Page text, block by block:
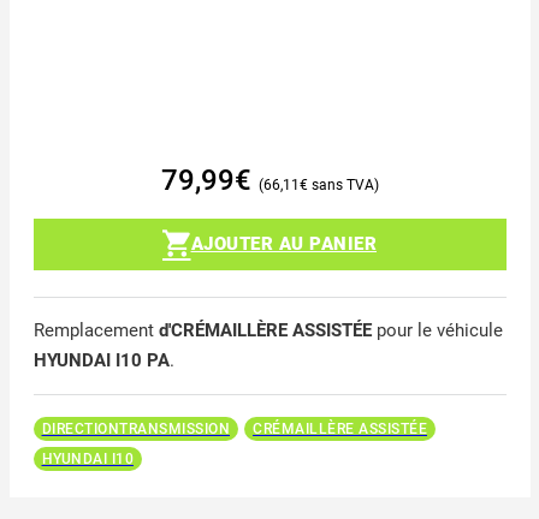
79,99€ 66,11 €
AJOUTER AU PANIER
Remplacement d'CRÉMAILLÈRE ASSISTÉEpour le véhicule
HYUNDAI I10 PA.
DIRECTIONTRANSMISSION
CRÉMAILLÈRE ASSISTÉE
HYUNDAI I10